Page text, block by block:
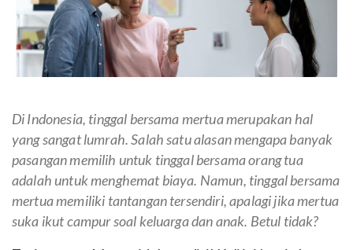
Di Indonesia, tinggal bersama mertua merupakan hal
yang sangat lumrah. Salah satu alasan mengapa banyak
pasangan memilih untuk tinggal bersama orang tua
adalah untuk menghemat biaya. Namun, tinggal bersama
mertua memiliki tantangan tersendiri, apalagi jika mertua
suka ikut campur soal keluarga dan anak. Betul tidak?